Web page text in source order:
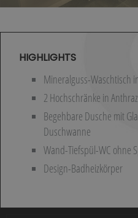
HIGHLIGHTS
Mineralguss-Waschtisch
2 Hochschränke in
Begehbare Dusche mit
Duschwanne
Wand-Tiefspül-WC ohne
Design-Badheizkörper